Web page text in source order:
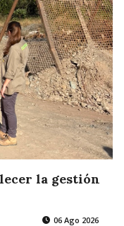
la gestión
06 Ago 2026